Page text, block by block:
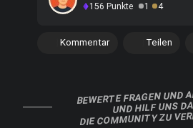
156 Punkte 1 4
Kommentar Teilen
BEWERTE FRAGEN UND
UND HILF UNS
DIE COMMUNITY ZU